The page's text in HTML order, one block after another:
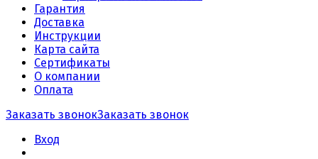
Гарантия
Доставка
Инструкции
Карта сайта
Сертификаты
О компании
Оплата
Заказать звонокЗаказать звонок
Вход